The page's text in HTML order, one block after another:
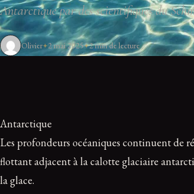
Antarctique par des scientifiques du
Olivier 2 mai 2025 2 min de lecture
Antarctique
Les profondeurs océaniques continuent de
flottant adjacent à la calotte glaciaire
la glace.